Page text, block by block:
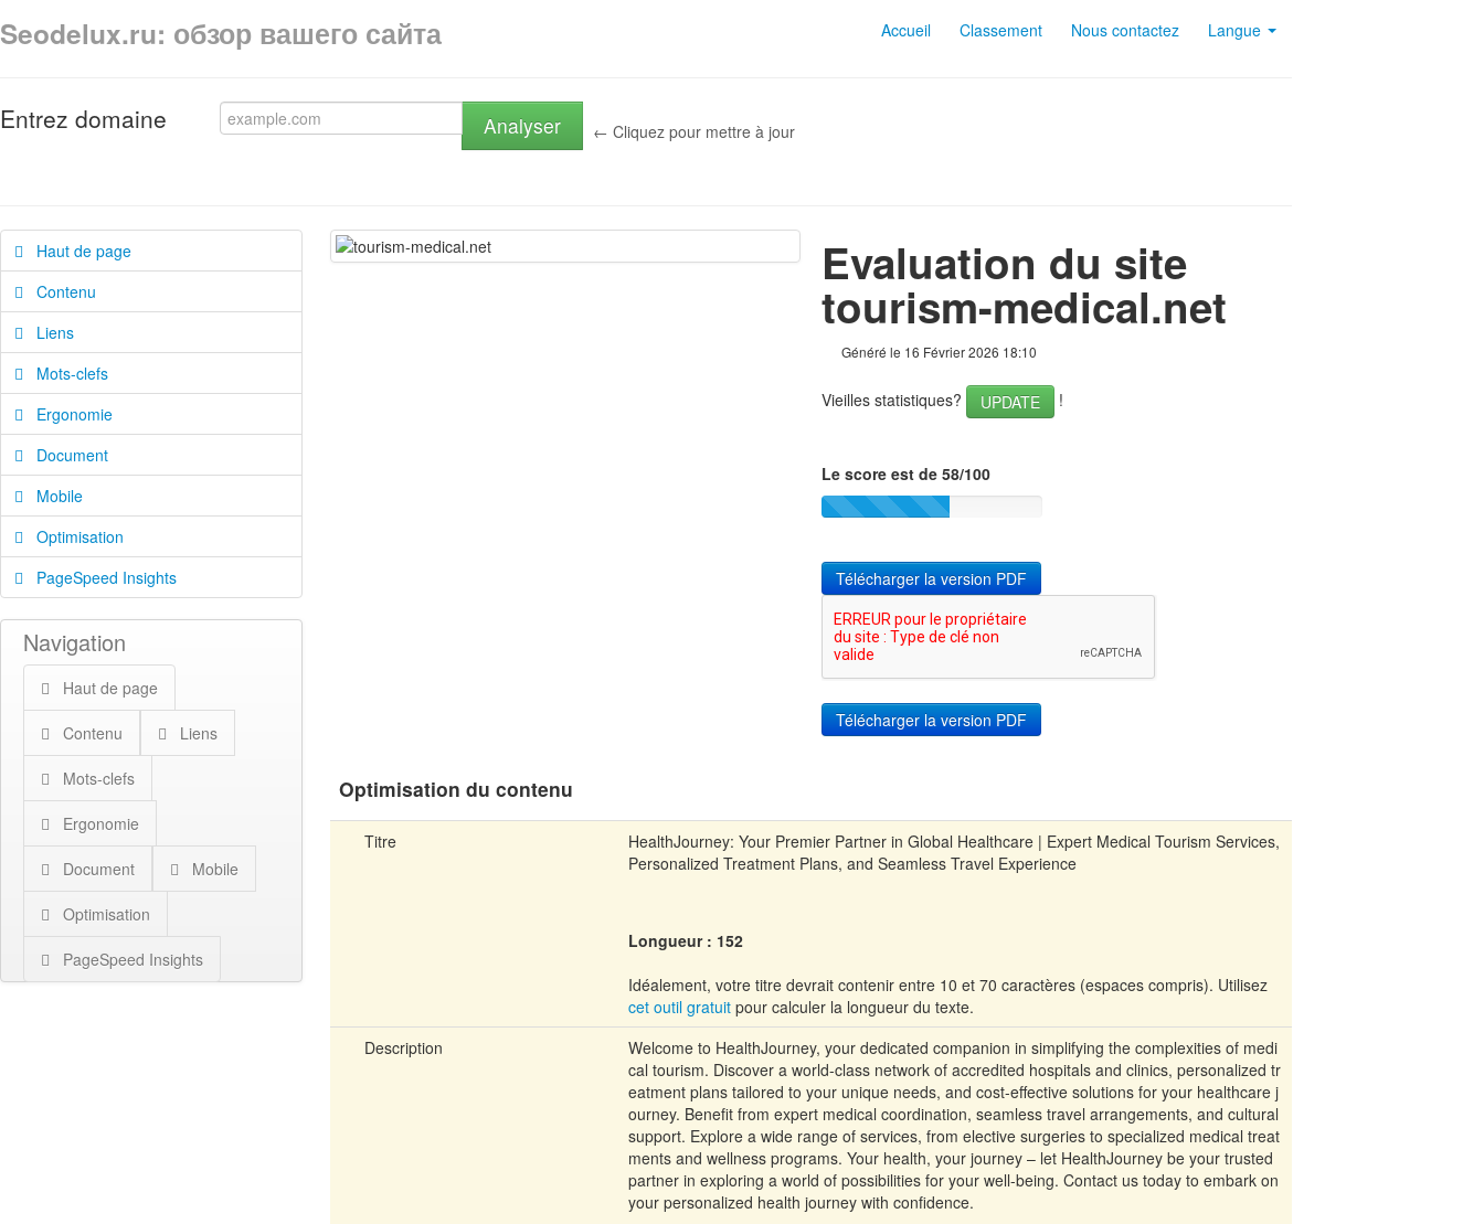
Accueil Classement Nous contactez Langue
Seodelux.ru: обзор вашего сайта
Entrez domaine Analyser ← Cliquez pour mettre à jour
Haut de page
Contenu
Liens
Mots-clefs
Ergonomie
Document
Mobile
Optimisation
PageSpeed Insights
Navigation
Haut de page
Contenu Liens
Mots-clefs
Ergonomie
Document Mobile
Optimisation
PageSpeed Insights
Evaluation du site
tourism-medical.net
Généré le 16 Février 2026 18:10
Vieilles statistiques? UPDATE !
Le score est de 58/100
Télécharger la version PDF
Optimisation du contenu
Titre
HealthJourney: Your Premier Partner in Global Healthcare | Expert Medical Tourism Services,
Personalized Treatment Plans, and Seamless Travel Experience
Longueur : 152
Idéalement, votre titre devrait contenir entre 10 et 70 caractères (espaces compris). Utilisez
cet outil gratuitpour calculer la longueur du texte.
Description
Welcome to HealthJourney, your dedicated companion in simplifying the complexities of medi
cal tourism. Discover a world-class network of accredited hospitals and clinics, personalized tr
eatment plans tailored to your unique needs, and cost-effective solutions for your healthcare j
ourney. Benefit from expert medical coordination, seamless travel arrangements, and cultural
support. Explore a wide range of services, from elective surgeries to specialized medical treat
ments and wellness programs. Your health, your journey – let HealthJourney be your trusted
partner in exploring a world of possibilities for your well-being. Contact us today to embark on
your personalized health journey with confidence.